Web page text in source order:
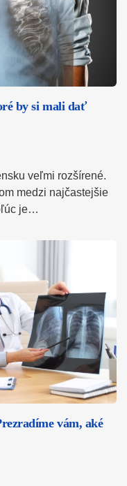
by si mali dať
veľmi rozšírené.
medzi najčastejšie
je…
vám, aké